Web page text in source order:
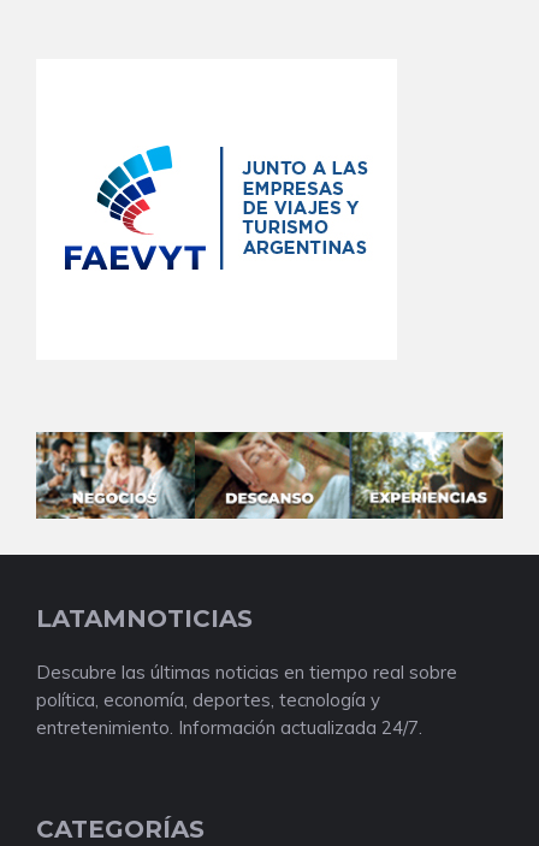
LATAMNOTICIAS
Descubre las últimas noticias en tiempo real sobre
política, economía, deportes, tecnología y
entretenimiento. Información actualizada 24/7.
CATEGORÍAS